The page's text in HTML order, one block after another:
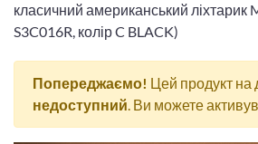
класичний американський ліхтарик
S3C016R, колір C BLACK)
Попереджаємо! Цей продукт на
недоступний. Ви можете